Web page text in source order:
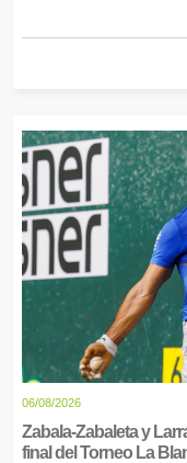
06/08/2026
Zabala-Zabaleta y
final del Torneo La